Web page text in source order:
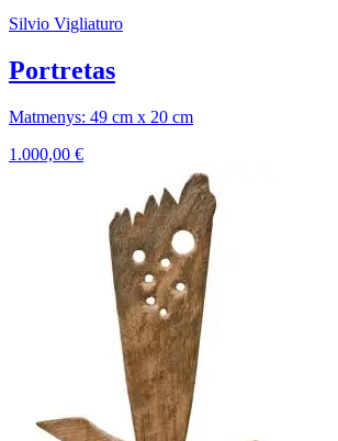
Silvio Vigliaturo
Portretas
Matmenys: 49 cm x 20 cm
1.000,00 €